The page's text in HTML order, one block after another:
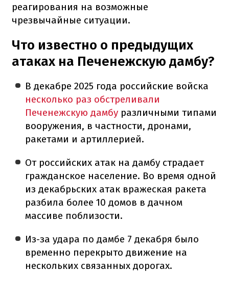
реагирования на возможные
чрезвычайные ситуации.
Что известно о предыдущих
атаках на Печенежскую дамбу?
В декабре 2025 года российские войска
несколько раз обстреливали
Печенежскую дамбу различными типами
вооружения, в частности, дронами,
ракетами и артиллерией.
От российских атак на дамбу страдает
гражданское население. Во время одной
из декабрьских атак вражеская ракета
разбила более 10 домов в дачном
массиве поблизости.
Из-за удара по дамбе 7 декабря было
временно перекрыто движение на
нескольких связанных дорогах.